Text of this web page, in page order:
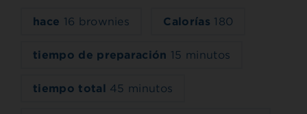
hace 16 brownies Calorías 180
tiempo de preparación 15 minutos
tiempo total 45 minutos